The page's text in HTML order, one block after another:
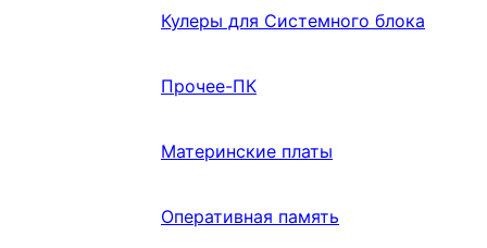
Кулеры для Системного блока
Прочее-ПК
Материнские платы
Оперативная память